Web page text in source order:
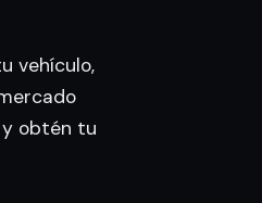
vehículo,
y obtén tu